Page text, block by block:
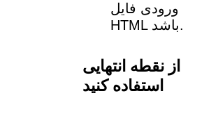
ورودی فایل
HTML باشد.
از نقطه انتهایی
استفاده کنید